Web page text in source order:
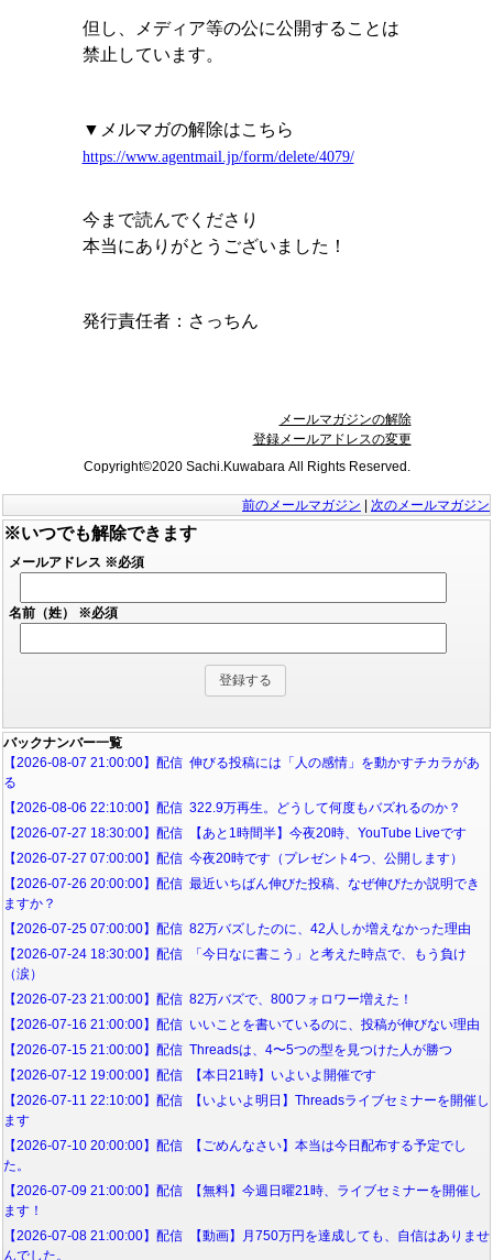
但し、メディア等の公に公開することは
禁止しています。
▼メルマガの解除はこちら
https://www.agentmail.jp/form/delete/4079/
今まで読んでくださり
本当にありがとうございました！
発行責任者： さっちん
メールマガジンの解除
登録メールアドレスの変更
Copyright©2020 Sachi.Kuwabara All Rights Reserved.
前のメールマガジン 次のメールマガジン
※いつでも解除できます
メールアドレス ※必須
名前（姓） ※必須
バックナンバー一覧
【2026-08-07 21:00:00】配信 伸びる投稿には「人の感情」を動かすチカラがあ
る
【2026-08-06 22:10:00】配信 322.9万再生。どうして何度もバズれるのか？
【2026-07-27 18:30:00】配信 【あと1時間半】今夜20時、YouTube Liveです
【2026-07-27 07:00:00】配信 今夜20時です（プレゼント4つ、公開します）
【2026-07-26 20:00:00】配信 最近いちばん伸びた投稿、なぜ伸びたか説明でき
ますか？
【2026-07-25 07:00:00】配信 82万バズしたのに、42人しか増えなかった理由
【2026-07-24 18:30:00】配信 「今日なに書こう」と考えた時点で、もう負け
（涙）
【2026-07-23 21:00:00】配信 82万バズで、800フォロワー増えた！
【2026-07-16 21:00:00】配信 いいことを書いているのに、投稿が伸びない理由
【2026-07-15 21:00:00】配信 Threadsは、4〜5つの型を見つけた人が勝つ
【2026-07-12 19:00:00】配信 【本日21時】いよいよ開催です
【2026-07-11 22:10:00】配信 【いよいよ明日】Threadsライブセミナーを開催し
ます
【2026-07-10 20:00:00】配信 【ごめんなさい】本当は今日配布する予定でし
た。
【2026-07-09 21:00:00】配信 【無料】今週日曜21時、ライブセミナーを開催し
ます！
【2026-07-08 21:00:00】配信 【動画】月750万円を達成しても、自信はありませ
んでした。